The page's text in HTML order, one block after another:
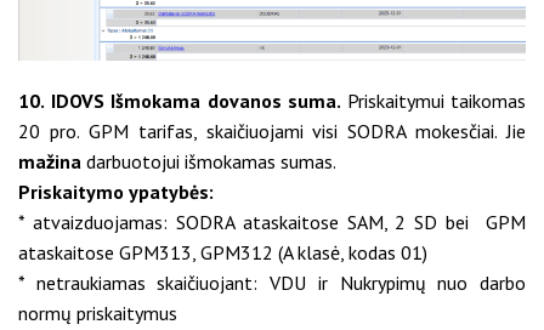
10. IDOVS Išmokama dovanos suma. Priskaitymui taikomas
20 pro. GPM tarifas, skaičiuojami visi SODRA mokesčiai. Jie
mažina darbuotojui išmokamas sumas.
Priskaitymo ypatybės:
* atvaizduojamas: SODRA ataskaitose SAM, 2 SD bei GPM
ataskaitose GPM313, GPM312 (A klasė, kodas 01)
* netraukiamas skaičiuojant: VDU ir Nukrypimų nuo darbo
normų priskaitymus